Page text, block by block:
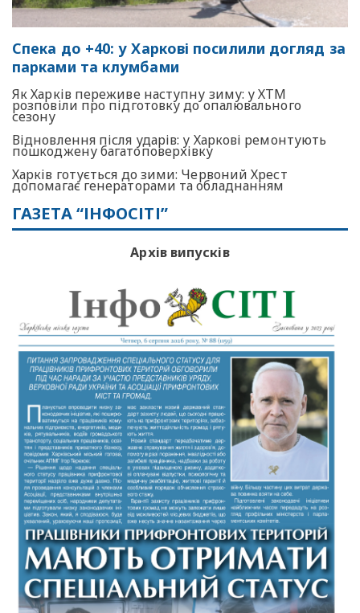
Спека до +40: у Харкові посилили догляд за
парками та клумбами
Як Харків переживе наступну зиму: у ХТМ
розповіли про підготовку до опалювального
сезону
Відновлення після ударів: у Харкові ремонтують
пошкоджену багатоповерхівку
Харків готується до зими: Червоний Хрест
допомагає генераторами та обладнанням
ГАЗЕТА “ІНФОСІТІ”
Архів випусків